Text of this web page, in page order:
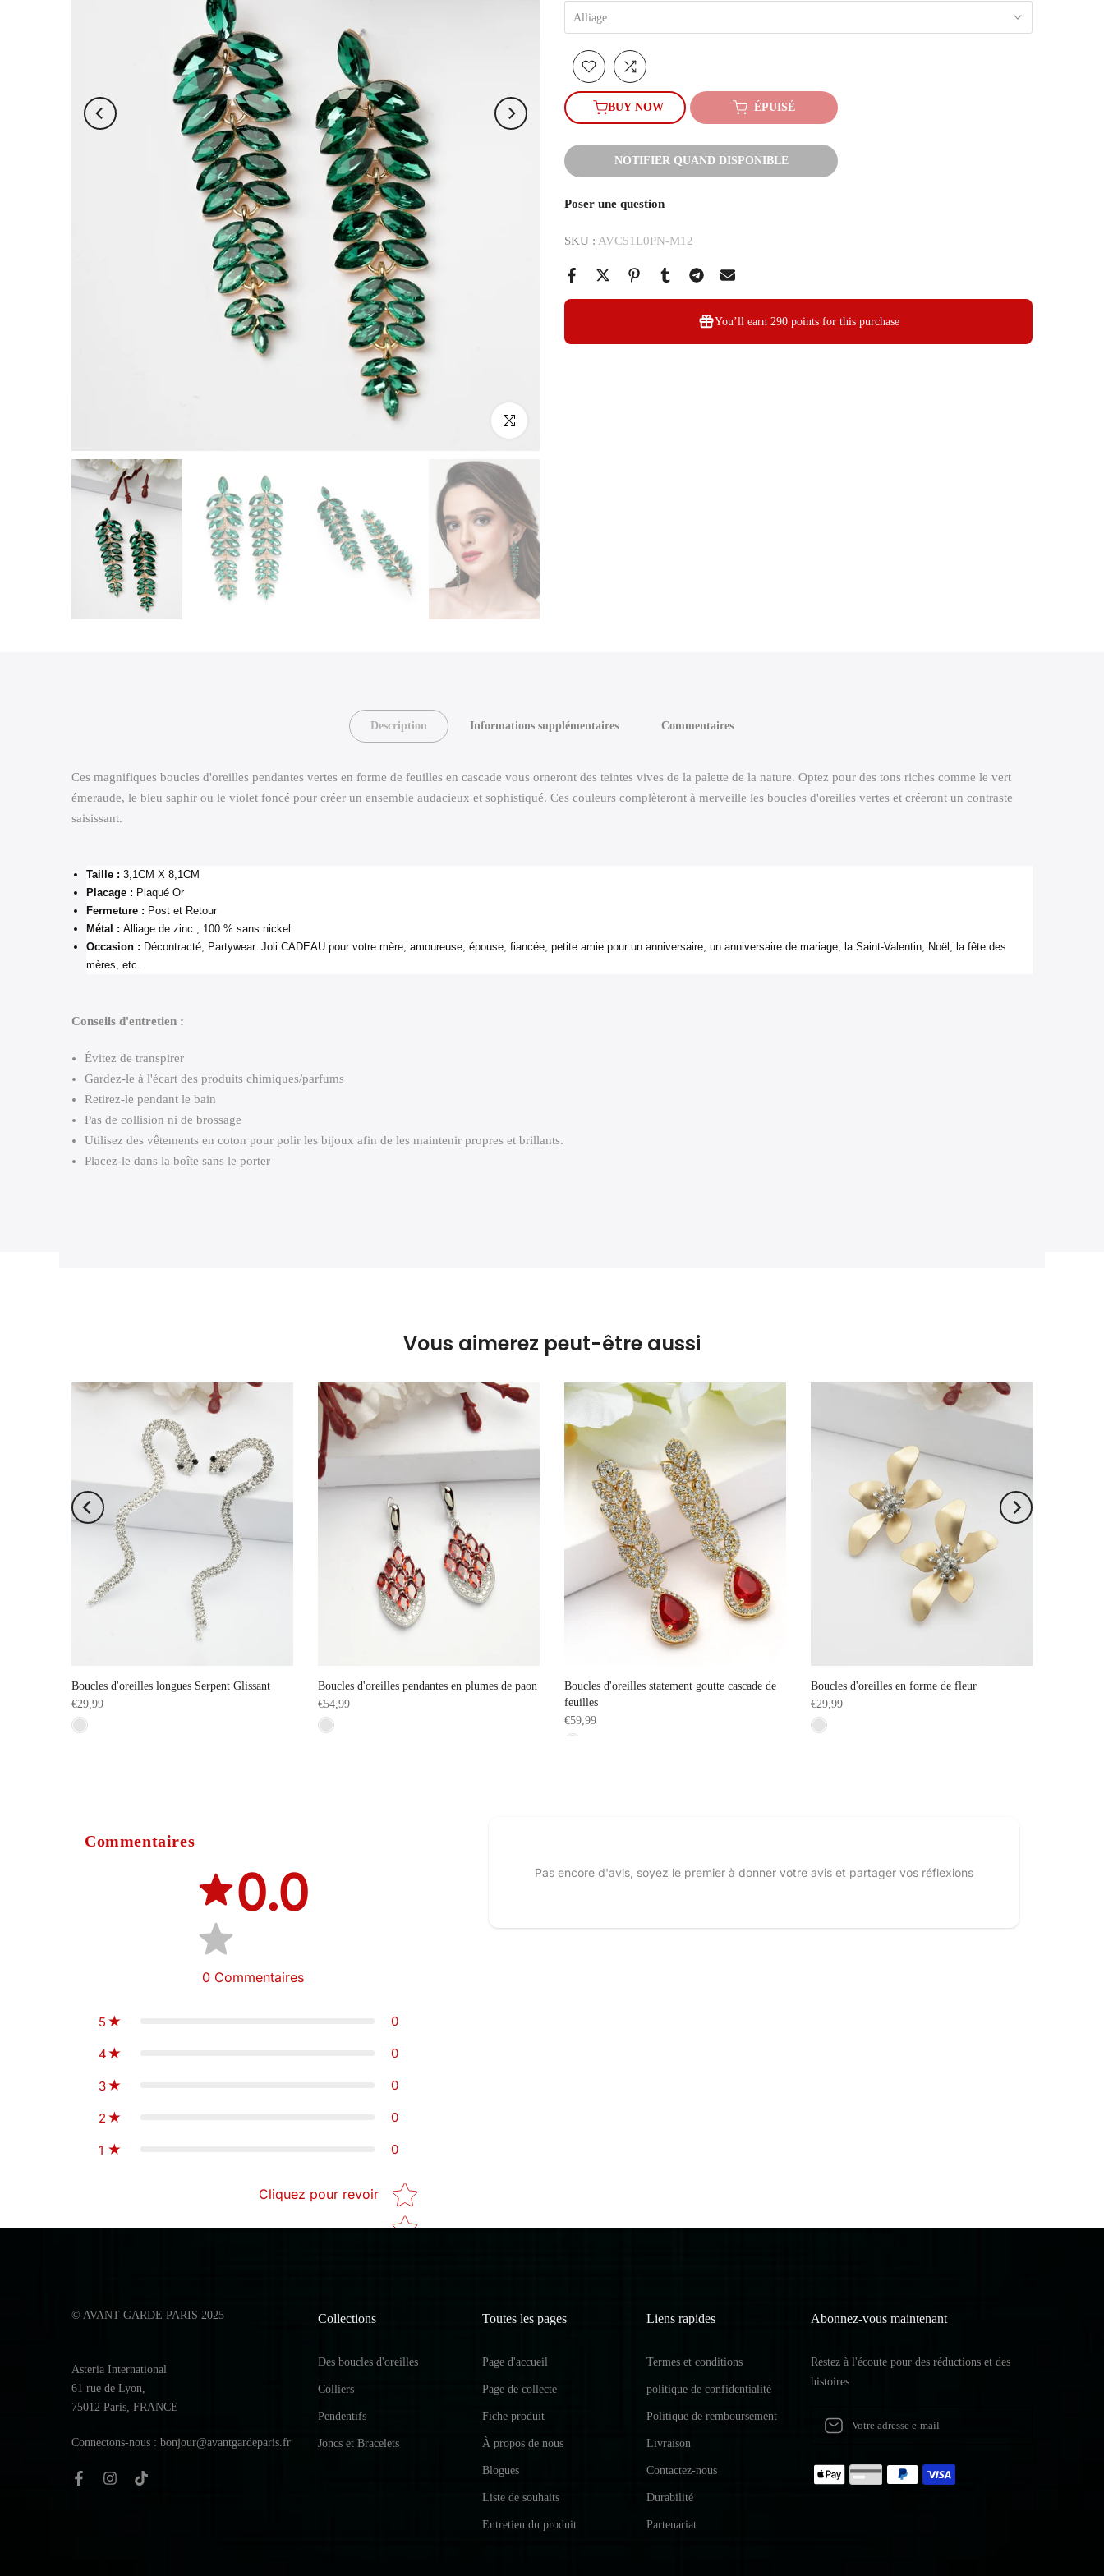
Cliquez pour agrandir
Alliage
BUY NOW ÉPUISÉ
NOTIFIER QUAND DISPONIBLE
Poser une question
SKU : AVC51L0PN-M12
You’ll earn 290 pointsfor this purchase
Description Informations supplémentaires Commentaires
Ces magnifiques boucles d'oreilles pendantes vertes en forme de feuilles en cascade vous orneront des teintes vives de la palette de la nature. Optez pour des tons riches comme le vert
émeraude, le bleu saphir ou le violet foncé pour créer un ensemble audacieux et sophistiqué. Ces couleurs complèteront à merveille les boucles d'oreilles vertes et créeront un contraste
saisissant.
Taille : 3,1CM X 8,1CM
Placage : Plaqué Or
Fermeture : Post et Retour
Métal : Alliage de zinc ; 100 % sans nickel
Occasion : Décontracté, Partywear. Joli CADEAU pour votre mère, amoureuse, épouse, fiancée, petite amie pour un anniversaire, un anniversaire de mariage, la Saint-Valentin, Noël, la fête des
mères, etc.
Conseils d'entretien :
Évitez de transpirer
Gardez-le à l'écart des produits chimiques/parfums
Retirez-le pendant le bain
Pas de collision ni de brossage
Utilisez des vêtements en coton pour polir les bijoux afin de les maintenir propres et brillants.
Placez-le dans la boîte sans le porter
Vous aimerez peut-être aussi
Boucles d'oreilles longues Serpent Glissant
€29,99
Boucles d'oreilles pendantes en plumes de paon
€54,99
Boucles d'oreilles statement goutte cascade de
feuilles
€59,99
Boucles d'oreilles en forme de fleur
€29,99
Commentaires
0.0
0 Commentaires
5 0
4 0
3 0
2 0
1 0
Cliquez pour revoir Star rating
Pas encore d'avis, soyez le premier à donner votre avis et partager vos réflexions
© AVANT-GARDE PARIS 2025
Asteria International
61 rue de Lyon,
75012 Paris, FRANCE
Connectons-nous : bonjour@avantgardeparis.fr
Collections
Des boucles d'oreilles
Colliers
Pendentifs
Joncs et Bracelets
Toutes les pages
Page d'accueil
Page de collecte
Fiche produit
À propos de nous
Blogues
Liste de souhaits
Entretien du produit
Liens rapides
Termes et conditions
politique de confidentialité
Politique de remboursement
Livraison
Contactez-nous
Durabilité
Partenariat
Abonnez-vous maintenant
Restez à l'écoute pour des réductions et des
histoires